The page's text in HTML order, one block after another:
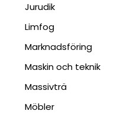
Jurudik
Limfog
Marknadsföring
Maskin och teknik
Massivträ
Möbler